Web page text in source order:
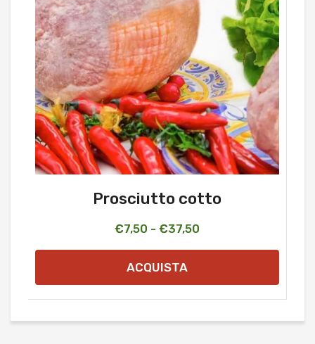
Prosciutto cotto
€7,50 - €37,50
di
ACQUISTA